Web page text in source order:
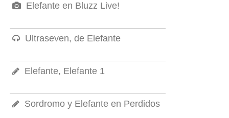
Elefante en Bluzz Live!
Ultraseven, de Elefante
Elefante, Elefante 1
Sordromo y Elefante en Perdidos